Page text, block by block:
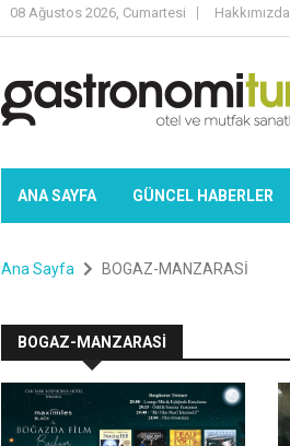
08 Ağustos 2026, Cumartesi Hakkımızda
ANA SAYFA GÜNCEL HABERLER
Ana Sayfa BOGAZ-MANZARASİ
BOGAZ-MANZARASİ